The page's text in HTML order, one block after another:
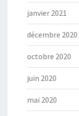
janvier 2021
décembre 2020
octobre 2020
juin 2020
mai 2020